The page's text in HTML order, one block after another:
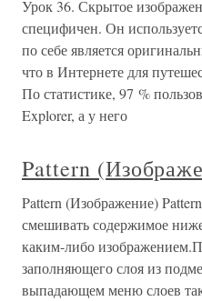
Урок 36. Скрытое
специфичен. Он
по себе является
что в Интернете для
По статистике, 97 %
Explorer, а у него
Pattern
Pattern (Изображение)
смешивать содержимое
каким-либо
заполняющего слоя из
выпадающем меню слоев